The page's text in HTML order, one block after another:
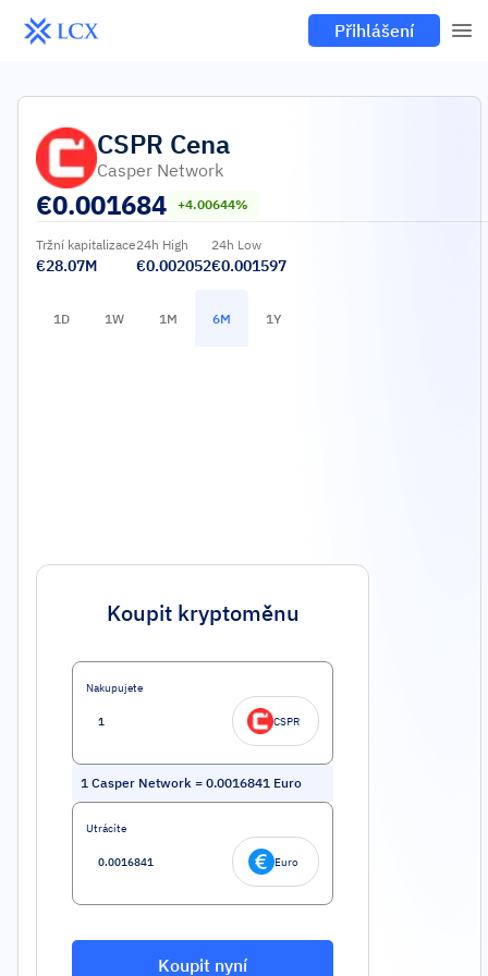
Přihlášení
CSPR Cena
Casper Network
€0.001684 +4.00644%
Tržní kapitalizace
€28.07M
24h High
€0.002052
24h Low
€0.001597
1D 1W 1M 6M 1Y
Koupit kryptoměnu
Nakupujete
CSPR
1 Casper Network = 0.0016841 Euro
Utrácíte
Euro
Koupit nyní